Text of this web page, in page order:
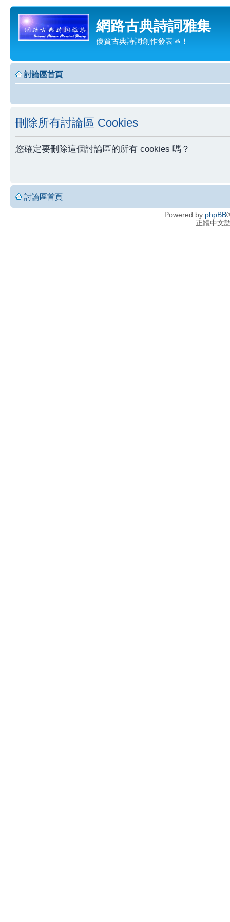
網路古典詩詞雅集
優質古典詩詞創作發表區！
討論區首頁
刪除所有討論區 Cookies
您確定要刪除這個討論區的所有 cookies 嗎？
討論區首頁
Powered by phpBB
正體中文